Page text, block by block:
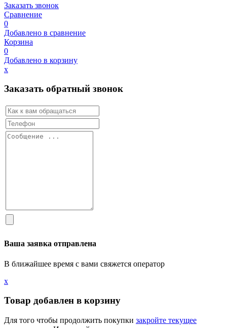
Заказать звонок
Сравнение
0
Добавлено в сравнение
Корзина
0
Добавлено в корзину
х
Заказать обратный звонок
Ваша заявка отправлена
В ближайшее время с вами свяжется оператор
х
Товар добавлен в корзину
Для того чтобы продолжить покупки закройте текущее